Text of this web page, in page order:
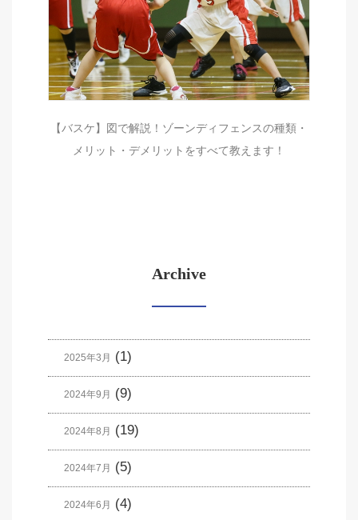
【バスケ】図で解説！ゾーンディフェンスの種類・
メリット・デメリットをすべて教えます！
Archive
2025年3月 (1)
2024年9月 (9)
2024年8月 (19)
2024年7月 (5)
2024年6月 (4)